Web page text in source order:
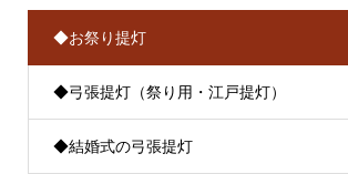
◆お祭り提灯
◆弓張提灯（祭り用・江戸提灯）
◆結婚式の弓張提灯